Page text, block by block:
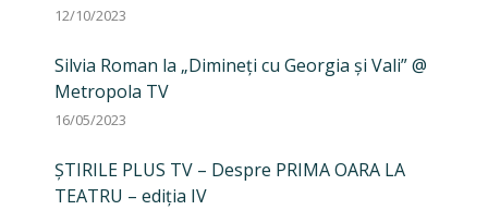
12/10/2023
Silvia Roman la „Dimineți cu Georgia și Vali” @
Metropola TV
16/05/2023
ȘTIRILE PLUS TV – Despre PRIMA OARA LA
TEATRU – ediția IV